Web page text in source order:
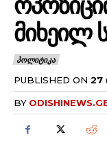
ᲛᲘᲮᲔᲘᲚ
ᲞᲝᲚᲘᲢᲘᲙᲐ
PUBLISHED ON 27
BY